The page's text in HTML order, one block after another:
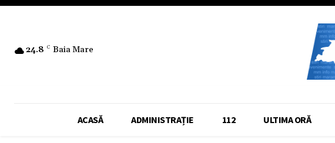
24.8 C Baia Mare
ACASĂ ADMINISTRAȚIE 112 ULTIMA ORĂ